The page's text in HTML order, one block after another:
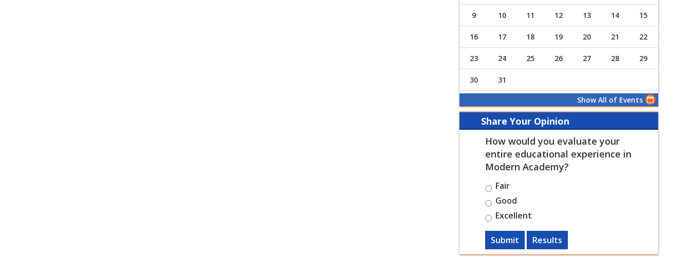
9 10 11 12 13 14 15
16 17 18 19 20 21 22
23 24 25 26 27 28 29
30 31
Show All of Events
Share Your Opinion
How would you evaluate your
entire educational experience in
Modern Academy?
Fair
Good
Excellent
Submit Results